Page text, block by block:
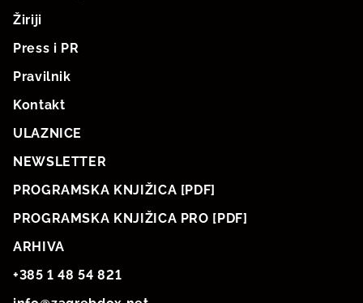
Žiriji
Press i PR
Pravilnik
Kontakt
ULAZNICE
NEWSLETTER
PROGRAMSKA KNJIŽICA [PDF]
PROGRAMSKA KNJIŽICA PRO [PDF]
ARHIVA
+385 1 48 54 821